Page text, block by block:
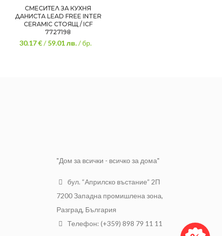
СМЕСИТЕЛ ЗА КУХНЯ
ДАНИСТА LEAD FREE INTER
CERAMIC СТОЯЩ / ICF
7727198
30.17 €/59.01лв./ бр.
"Дом за всички - всичко за дома"
бул. “Априлско въстание” 2П
7200 Западна промишлена зона,
Разград, България
Телефон: (+359) 898 79 11 11